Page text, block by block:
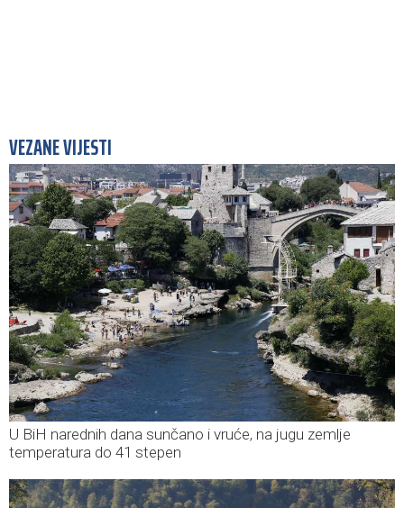
VEZANE VIJESTI
U BiH narednih dana sunčano i vruće, na jugu zemlje
temperatura do 41 stepen